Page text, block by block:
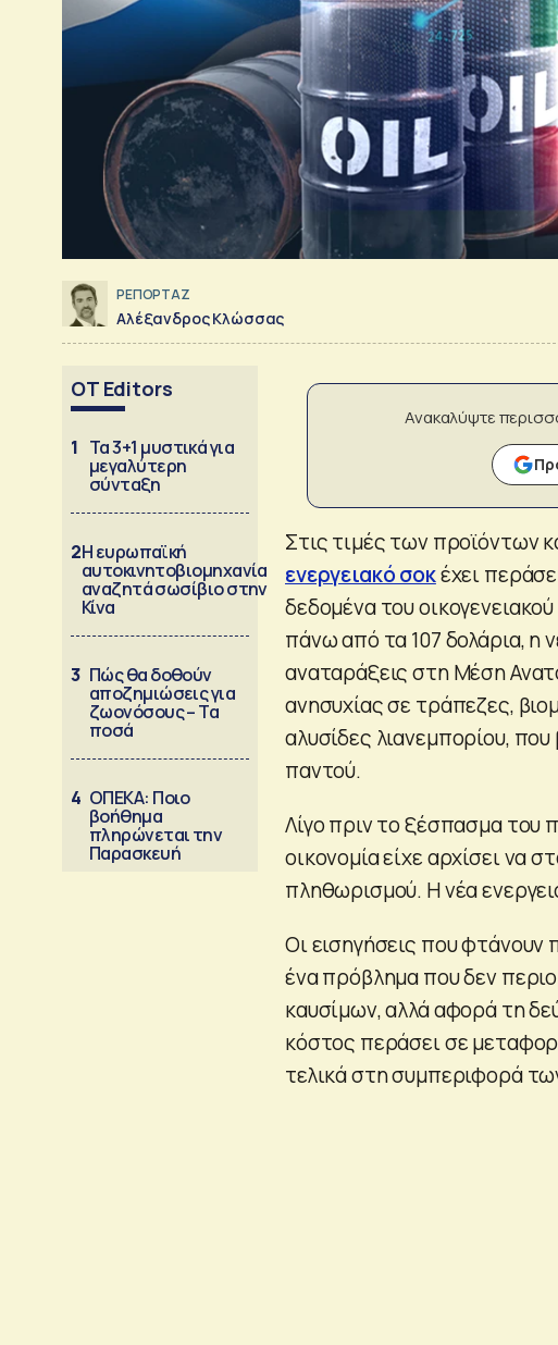
ΡΕΠΟΡΤΑΖ
Αλέξανδρος Κλώσσας
OT Editors
1 Τα 3+1 μυστικά για
μεγαλύτερη
σύνταξη
2Η ευρωπαϊκή
αυτοκινητοβιομηχανία
αναζητά σωσίβιο στην
Κίνα
3 Πώς θα δοθούν
αποζημιώσεις για
ζωονόσους – Τα
ποσά
4 ΟΠΕΚΑ: Ποιο
βοήθημα
πληρώνεται την
Παρασκευή
Ανακαλύψτε
Στις τιμές των προϊόντων
ενεργειακό σοκέχει
δεδομένα του
πάνω από τα 107 δολάρια, η
αναταράξεις στη Μέση
ανησυχίας σε τράπεζες,
αλυσίδες λιανεμπορίου,
παντού.
Λίγο πριν το ξέσπασμα του
οικονομία είχε αρχίσει να
πληθωρισμού. Η νέα
Οι εισηγήσεις που φτάνουν
ένα πρόβλημα που δεν
καυσίμων, αλλά αφορά τη
κόστος περάσει σε
τελικά στη συμπεριφορά